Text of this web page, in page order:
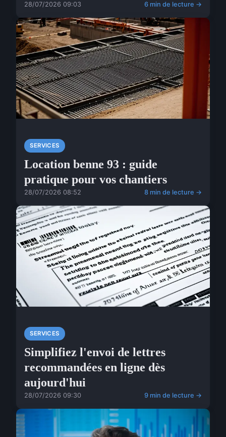
28/07/2026 09:03 6 min de lecture →
SERVICES
Location benne 93 : guide
pratique pour vos chantiers
28/07/2026 08:52 8 min de lecture →
SERVICES
Simplifiez l'envoi de lettres
recommandées en ligne dès
aujourd'hui
28/07/2026 09:30 9 min de lecture →